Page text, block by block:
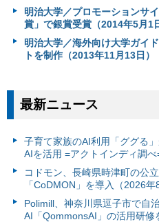
明治大学／プロモーションサ
賞」で銀賞受賞（2014年5月1
明治大学／海外向け大学ガイ
トを制作（2013年11月13日）
最新ニュース
子育て家族のAI利用「ググる
AIを活用 =アクトインディ調べ
コドモン、長崎県時津町の公
「CoDMON」を導入（2026年
Polimill、神奈川県逗子市で自
AI「QommonsAI」の活用研修